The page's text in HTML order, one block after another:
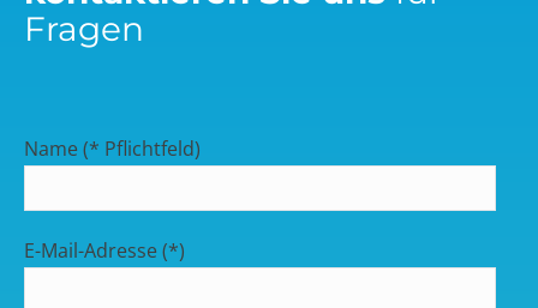
Fragen
Name (* Pflichtfeld)
E-Mail-Adresse (*)